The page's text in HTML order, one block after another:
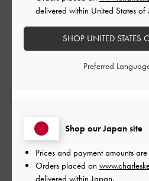
履き心地抜群で、どんな洋服にも合
39/24.5cm |カラー: ブラ
とてもよかっ
もっと見る
Shop our Japan site
Prices and payment amounts
Orders placed on
delivered within Japan.
delivered within United States of
SHOP UNITED STATES
Preferred